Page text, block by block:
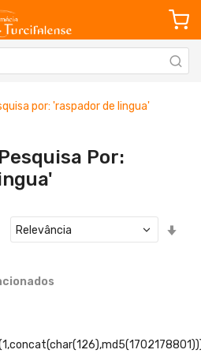
por: 'raspador de lingua'
Por: